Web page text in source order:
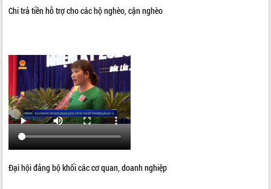
Chi trả tiền hỗ trợ cho các hộ nghèo, cận nghèo
Đại hội đảng bộ khối các cơ quan, doanh nghiệp